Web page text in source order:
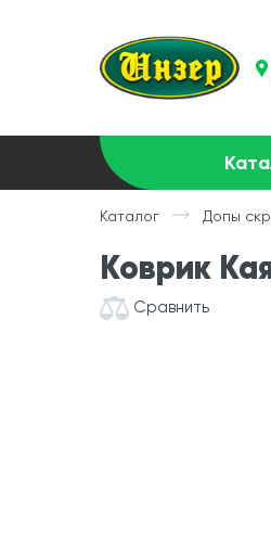
Каталог Допы
Коврик
Сравнить